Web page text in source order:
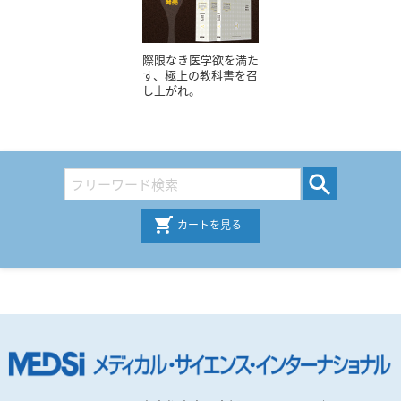
際限なき医学欲を満た
す、極上の教科書を召
し上がれ。
カートを見る